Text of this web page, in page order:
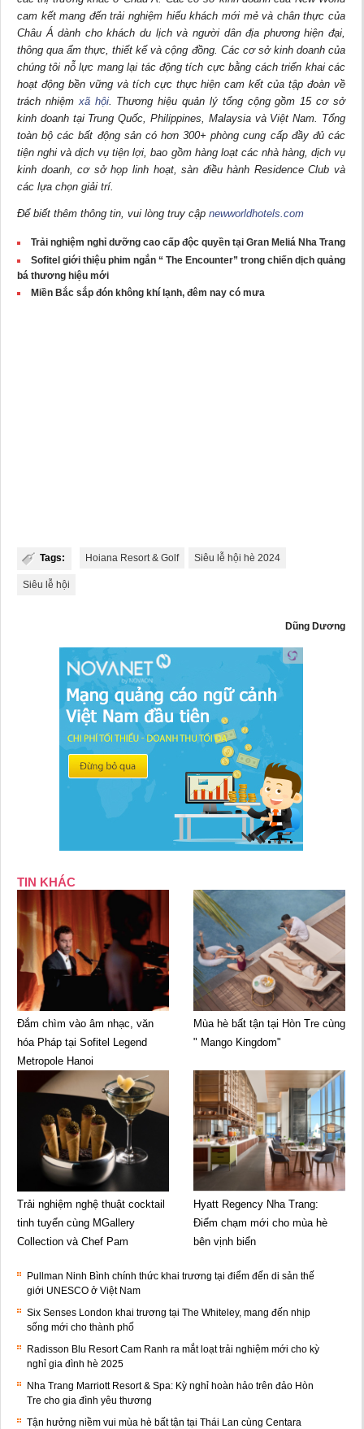
cam kết mang đến trải nghiệm hiếu khách mới mẻ và chân thực của
Châu Á dành cho khách du lịch và người dân địa phương hiện đại,
thông qua ẩm thực, thiết kế và cộng đồng. Các cơ sở kinh doanh của
chúng tôi nỗ lực mang lại tác động tích cực bằng cách triển khai các
hoạt động bền vững và tích cực thực hiện cam kết của tập đoàn về
trách nhiệmxã hội. Thương hiệu quản lý tổng cộng gồm 15 cơ sở
kinh doanh tại Trung Quốc, Philippines, Malaysia và Việt Nam. Tổng
toàn bộ các bất động sản có hơn 300+ phòng cung cấp đầy đủ các
tiện nghi và dịch vụ tiện lợi, bao gồm hàng loạt các nhà hàng, dịch vụ
kinh doanh, cơ sở họp linh hoạt, sàn điều hành Residence Club và
các lựa chọn giải trí.
Để biết thêm thông tin, vui lòng truy cập newworldhotels.com
Trải nghiệm nghỉ dưỡng cao cấp độc quyền tại Gran Meliá Nha Trang
Sofitel giới thiệu phim ngắn “ The Encounter” trong chiến dịch quảng
bá thương hiệu mới
Miền Bắc sắp đón không khí lạnh, đêm nay có mưa
Tags: Hoiana Resort & Golf Siêu lễ hội hè 2024
Siêu lễ hội
Dũng Dương
TIN KHÁC
Đắm chìm vào âm nhạc, văn
hóa Pháp tại Sofitel Legend
Metropole Hanoi
Mùa hè bất tận tại Hòn Tre cùng
" Mango Kingdom"
Trải nghiệm nghệ thuật cocktail
tinh tuyển cùng MGallery
Collection và Chef Pam
Hyatt Regency Nha Trang:
Điểm chạm mới cho mùa hè
bên vịnh biển
Pullman Ninh Bình chính thức khai trương tại điểm đến di sản thế
giới UNESCO ở Việt Nam
Six Senses London khai trương tại The Whiteley, mang đến nhịp
sống mới cho thành phố
Radisson Blu Resort Cam Ranh ra mắt loạt trải nghiệm mới cho kỳ
nghỉ gia đình hè 2025
Nha Trang Marriott Resort & Spa: Kỳ nghỉ hoàn hảo trên đảo Hòn
Tre cho gia đình yêu thương
Tận hưởng niềm vui mùa hè bất tận tại Thái Lan cùng Centara